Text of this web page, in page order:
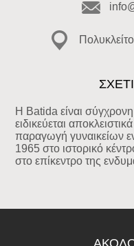
Η Batida είναι
ειδικεύεται
παραγωγή γυναικείων
1965 στο ιστορικό
στο επίκεντρο της